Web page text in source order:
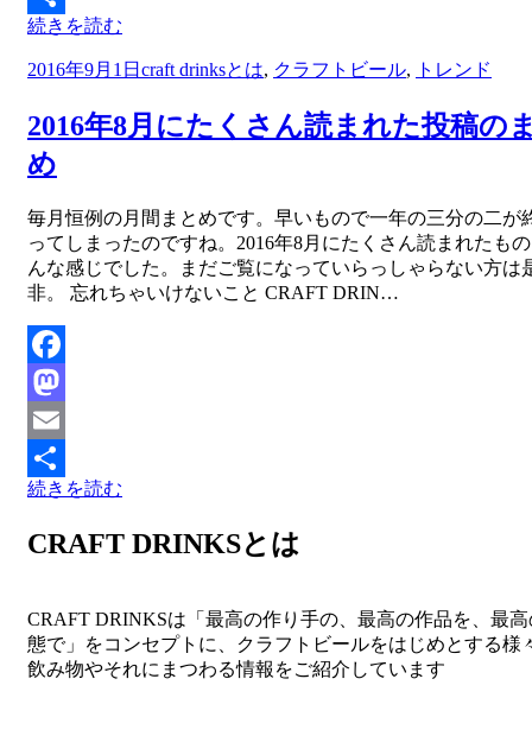
共
有
続きを読む
投
日:
2016年9月1日 craft drinksとは, クラフトビール, トレンド
2016年8月にたくさん読まれた投稿の
め
投稿者master
毎月恒例の月間まとめです。早いもので一年の三分の二が
ってしまったのですね。2016年8月にたくさん読まれたも
んな感じでした。まだご覧になっていらっしゃらない方は
非。 忘れちゃいけないこと CRAFT DRIN…
Facebook
Mastodon
Email
共
有
続きを読む
CRAFT DRINKSとは
CRAFT DRINKSは「最高の作り手の、最高の作品を、最
態で」をコンセプトに、クラフトビールをはじめとする様
飲み物やそれにまつわる情報をご紹介しています